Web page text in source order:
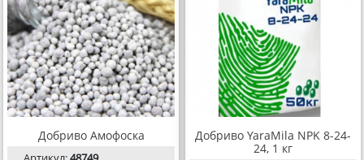
Добриво Амофоска
Добриво YaraMila NPK 8-24-
24, 1 кг